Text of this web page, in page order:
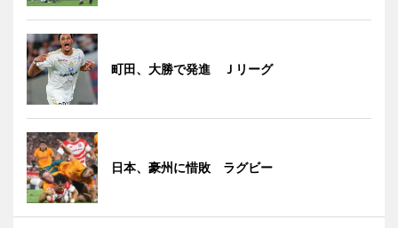
町田、大勝で発進 Ｊリーグ
日本、豪州に惜敗 ラグビー